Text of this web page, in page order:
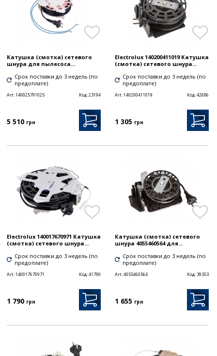
Катушка (смотка) сетевого
шнура для пылесоса...
Срок поставки до 3 недель (по
предоплате)
Art:140025791025 Код:23194
5 510 грн
Electrolux 140200411019 Катушка
(смотка) сетевого шнура...
Срок поставки до 3 недель (по
предоплате)
Art:140200411019 Код:42686
1 305 грн
Electrolux 140017670971 Катушка
(смотка) сетевого шнура...
Срок поставки до 3 недель (по
предоплате)
Art:140017670971 Код:41790
1 790 грн
Катушка (смотка) сетевого
шнура 4055460564 для...
Срок поставки до 3 недель (по
предоплате)
Art:4055460564 Код: 39353
1 655 грн